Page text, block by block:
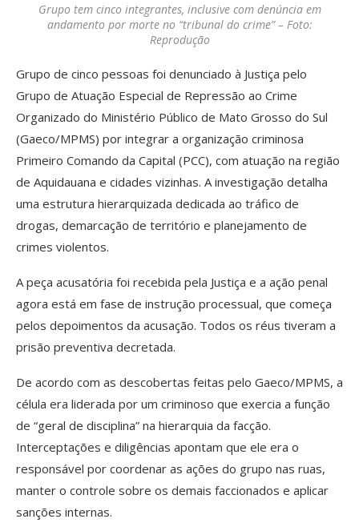
Grupo tem cinco integrantes, inclusive com denúncia em
andamento por morte no “tribunal do crime” – Foto:
Reprodução
Grupo de cinco pessoas foi denunciado à Justiça pelo
Grupo de Atuação Especial de Repressão ao Crime
Organizado do Ministério Público de Mato Grosso do Sul
(Gaeco/MPMS) por integrar a organização criminosa
Primeiro Comando da Capital (PCC), com atuação na região
de Aquidauana e cidades vizinhas. A investigação detalha
uma estrutura hierarquizada dedicada ao tráfico de
drogas, demarcação de território e planejamento de
crimes violentos.
A peça acusatória foi recebida pela Justiça e a ação penal
agora está em fase de instrução processual, que começa
pelos depoimentos da acusação. Todos os réus tiveram a
prisão preventiva decretada.
De acordo com as descobertas feitas pelo Gaeco/MPMS, a
célula era liderada por um criminoso que exercia a função
de “geral de disciplina” na hierarquia da facção.
Interceptações e diligências apontam que ele era o
responsável por coordenar as ações do grupo nas ruas,
manter o controle sobre os demais faccionados e aplicar
sanções internas.